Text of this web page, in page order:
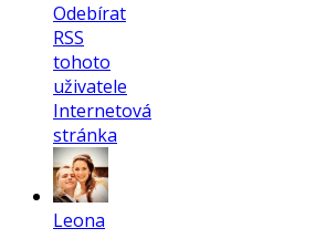
Odebírat
RSS
tohoto
uživatele
Internetová
stránka
Leona